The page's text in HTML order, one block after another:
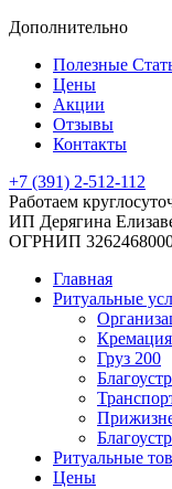
Дополнительно
Полезные
Цены
Акции
Отзывы
Контакты
+7 (391) 2-512-112
Работаем
ИП Дерягина
ОГРНИП
Главная
Ритуальные
Кремация
Груз 200
Ритуальные
Цены